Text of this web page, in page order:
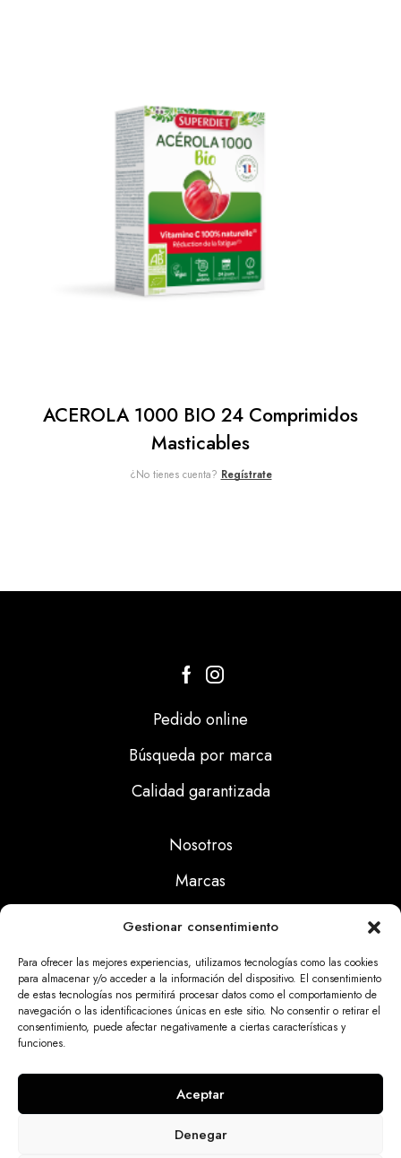
Gestionar consentimiento
Para ofrecer las mejores experiencias, utilizamos tecnologías como las cookies
para almacenar y/o acceder a la información del dispositivo. El consentimiento
de estas tecnologías nos permitirá procesar datos como el comportamiento de
navegación o las identificaciones únicas en este sitio. No consentir o retirar el
consentimiento, puede afectar negativamente a ciertas características y
funciones.
Aceptar
Denegar
ACEROLA 1000 BIO 24 Comprimidos
Masticables
¿No tienes cuenta? Regístrate
Pedido online
Búsqueda por marca
Calidad garantizada
Nosotros
Marcas
Noticias
Aviso Legal
Politicas Cookies